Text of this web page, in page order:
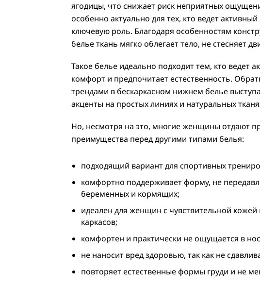
ягодицы, что снижает риск неприятных
особенно актуально для тех, кто ведет
ключевую роль. Благодаря особенностям
белье ткань мягко облегает тело, не стесняет
Такое белье идеально подходит тем, кто
комфорт и предпочитает естественность.
трендами в бескаркасном нижнем белье
акценты на простых линиях и натуральных
Но, несмотря на это, многие женщины отдают
преимущества перед другими типами белья:
подходящий вариант для спортивных
комфортно поддерживает форму, не
беременных и кормящих;
идеален для женщин с чувствительной
каркасов;
комфортен и практически не ощущается в
не наносит вред здоровью, так как не
повторяет естественные формы груди и не